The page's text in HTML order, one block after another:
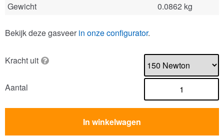
Gewicht
0.0862 kg
Bekijk deze gasveer in onze configurator.
Kracht uit
Aantal
In winkelwagen